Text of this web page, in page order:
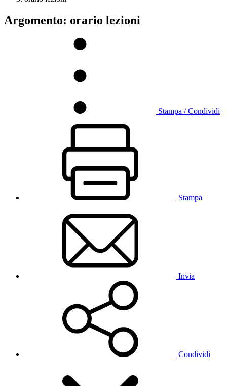
Argomento: orario lezioni
Stampa / Condividi
Stampa
Invia
Condividi